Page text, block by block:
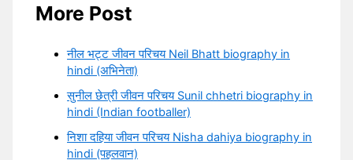
More Post
नील भट्ट जीवन परिचय Neil Bhatt biography in
hindi (अभिनेता)
सुनील छेत्री जीवन परिचय Sunil chhetri biography in
hindi (Indian footballer)
निशा दहिया जीवन परिचय Nisha dahiya biography in
hindi (पहलवान)